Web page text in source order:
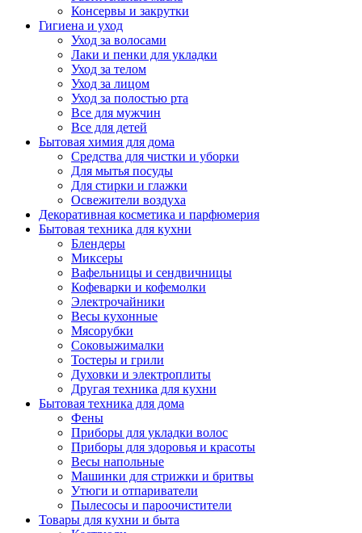
Консервы и закрутки
Гигиена и уход
Уход за волосами
Лаки и пенки для укладки
Уход за телом
Уход за лицом
Уход за полостью рта
Все для мужчин
Все для детей
Бытовая химия для дома
Средства для чистки и уборки
Для мытья посуды
Для стирки и глажки
Освежители воздуха
Декоративная косметика и парфюмерия
Бытовая техника для кухни
Блендеры
Миксеры
Вафельницы и сендвичницы
Кофеварки и кофемолки
Электрочайники
Весы кухонные
Мясорубки
Соковыжималки
Тостеры и грили
Духовки и электроплиты
Другая техника для кухни
Бытовая техника для дома
Фены
Приборы для укладки волос
Приборы для здоровья и красоты
Весы напольные
Машинки для стрижки и бритвы
Утюги и отпариватели
Пылесосы и пароочистители
Товары для кухни и быта